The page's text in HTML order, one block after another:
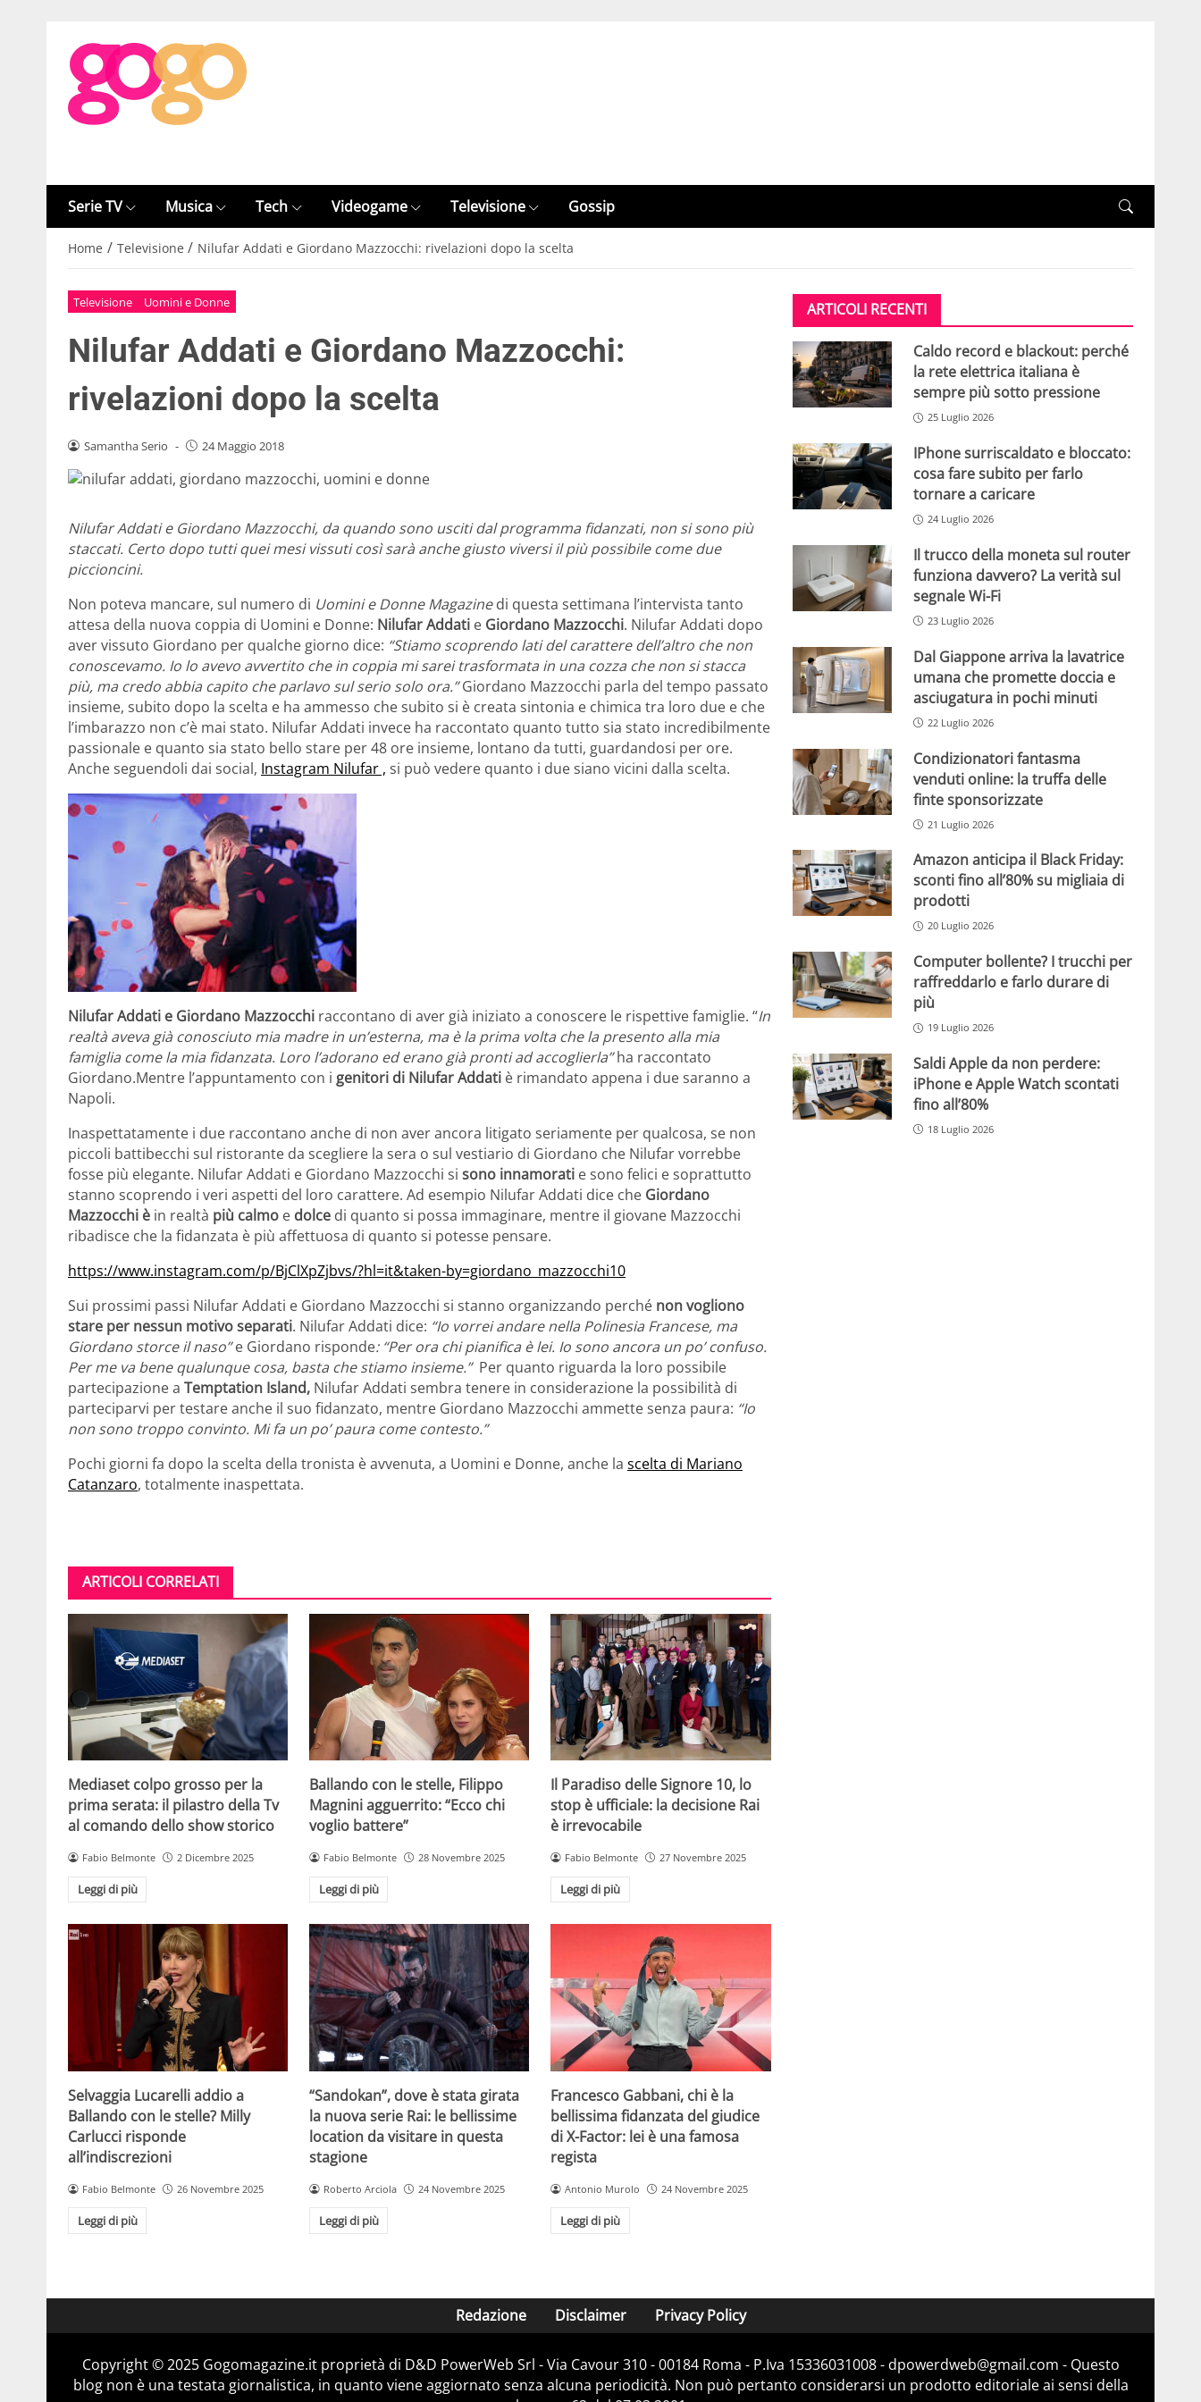
Serie TV Musica Tech Videogame Televisione Gossip
Home / Televisione / Nilufar Addati e Giordano Mazzocchi: rivelazioni dopo la scelta
Televisione Uomini e Donne
Nilufar Addati e Giordano Mazzocchi:
rivelazioni dopo la scelta
Samantha Serio - 24 Maggio 2018
Nilufar Addati e Giordano Mazzocchi, da quando sono usciti dal programma fidanzati, non si sono più
staccati. Certo dopo tutti quei mesi vissuti così sarà anche giusto viversi il più possibile come due
piccioncini.
Non poteva mancare, sul numero di Uomini e Donne Magazinedi questa settimana l’intervista tanto
attesa della nuova coppia di Uomini e Donne: Nilufar Addati e Giordano Mazzocchi. Nilufar Addati dopo
aver vissuto Giordano per qualche giorno dice: “Stiamo scoprendo lati del carattere dell’altro che non
conoscevamo. Io lo avevo avvertito che in coppia mi sarei trasformata in una cozza che non si stacca
più, ma credo abbia capito che parlavo sul serio solo ora.”Giordano Mazzocchi parla del tempo passato
insieme, subito dopo la scelta e ha ammesso che subito si è creata sintonia e chimica tra loro due e che
l’imbarazzo non c’è mai stato. Nilufar Addati invece ha raccontato quanto tutto sia stato incredibilmente
passionale e quanto sia stato bello stare per 48 ore insieme, lontano da tutti, guardandosi per ore.
Anche seguendoli dai social, Instagram Nilufar , si può vedere quanto i due siano vicini dalla scelta.
Nilufar Addati e Giordano Mazzocchi raccontano di aver già iniziato a conoscere le rispettive famiglie. “In
realtà aveva già conosciuto mia madre in un’esterna, ma è la prima volta che la presento alla mia
famiglia come la mia fidanzata. Loro l’adorano ed erano già pronti ad accoglierla”ha raccontato
Giordano.Mentre l’appuntamento con i genitori di Nilufar Addati è rimandato appena i due saranno a
Napoli.
Inaspettatamente i due raccontano anche di non aver ancora litigato seriamente per qualcosa, se non
piccoli battibecchi sul ristorante da scegliere la sera o sul vestiario di Giordano che Nilufar vorrebbe
fosse più elegante. Nilufar Addati e Giordano Mazzocchi si sono innamorati e sono felici e soprattutto
stanno scoprendo i veri aspetti del loro carattere. Ad esempio Nilufar Addati dice che Giordano
Mazzocchi è in realtà più calmo e dolce di quanto si possa immaginare, mentre il giovane Mazzocchi
ribadisce che la fidanzata è più affettuosa di quanto si potesse pensare.
https://www.instagram.com/p/BjClXpZjbvs/?hl=it&taken-by=giordano_mazzocchi10
Sui prossimi passi Nilufar Addati e Giordano Mazzocchi si stanno organizzando perché non vogliono
stare per nessun motivo separati. Nilufar Addati dice: “Io vorrei andare nella Polinesia Francese, ma
Giordano storce il naso”e Giordano risponde: “Per ora chi pianifica è lei. Io sono ancora un po’ confuso.
Per me va bene qualunque cosa, basta che stiamo insieme.” Per quanto riguarda la loro possibile
partecipazione a Temptation Island, Nilufar Addati sembra tenere in considerazione la possibilità di
parteciparvi per testare anche il suo fidanzato, mentre Giordano Mazzocchi ammette senza paura: “Io
non sono troppo convinto. Mi fa un po’ paura come contesto.”
Pochi giorni fa dopo la scelta della tronista è avvenuta, a Uomini e Donne, anche la scelta di Mariano
Catanzaro, totalmente inaspettata.
ARTICOLI CORRELATI
Mediaset colpo grosso per la
prima serata: il pilastro della Tv
al comando dello show storico
Fabio Belmonte 2 Dicembre 2025
Leggi di più
Ballando con le stelle, Filippo
Magnini agguerrito: “Ecco chi
voglio battere”
Fabio Belmonte 28 Novembre 2025
Leggi di più
Il Paradiso delle Signore 10, lo
stop è ufficiale: la decisione Rai
è irrevocabile
Fabio Belmonte 27 Novembre 2025
Leggi di più
Selvaggia Lucarelli addio a
Ballando con le stelle? Milly
Carlucci risponde
all’indiscrezioni
Fabio Belmonte 26 Novembre 2025
Leggi di più
“Sandokan”, dove è stata girata
la nuova serie Rai: le bellissime
location da visitare in questa
stagione
Roberto Arciola 24 Novembre 2025
Leggi di più
Francesco Gabbani, chi è la
bellissima fidanzata del giudice
di X-Factor: lei è una famosa
regista
Antonio Murolo 24 Novembre 2025
Leggi di più
ARTICOLI RECENTI
Caldo record e blackout: perché
la rete elettrica italiana è
sempre più sotto pressione
25 Luglio 2026
IPhone surriscaldato e bloccato:
cosa fare subito per farlo
tornare a caricare
24 Luglio 2026
Il trucco della moneta sul router
funziona davvero? La verità sul
segnale Wi-Fi
23 Luglio 2026
Dal Giappone arriva la lavatrice
umana che promette doccia e
asciugatura in pochi minuti
22 Luglio 2026
Condizionatori fantasma
venduti online: la truffa delle
finte sponsorizzate
21 Luglio 2026
Amazon anticipa il Black Friday:
sconti fino all’80% su migliaia di
prodotti
20 Luglio 2026
Computer bollente? I trucchi per
raffreddarlo e farlo durare di
più
19 Luglio 2026
Saldi Apple da non perdere:
iPhone e Apple Watch scontati
fino all’80%
18 Luglio 2026
Redazione Disclaimer Privacy Policy
Copyright © 2025 Gogomagazine.it proprietà di D&D PowerWeb Srl - Via Cavour 310 - 00184 Roma - P.Iva 15336031008 - dpowerdweb@gmail.com - Questo
blog non è una testata giornalistica, in quanto viene aggiornato senza alcuna periodicità. Non può pertanto considerarsi un prodotto editoriale ai sensi della